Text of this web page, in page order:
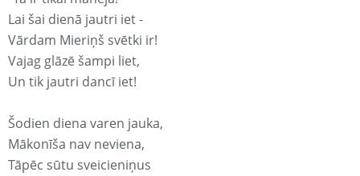
Lai šai dienā jautri iet -
Vārdam Mieriņš svētki ir!
Vajag glāzē šampi liet,
Un tik jautri dancī iet!
Šodien diena varen jauka,
Mākonīša nav neviena,
Tāpēc sūtu sveicieniņus